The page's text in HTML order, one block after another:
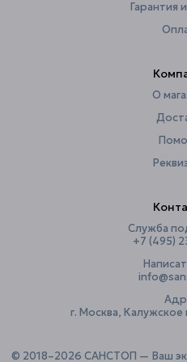
Гарантия
О
Служба
+7 (495)
г. Москва,
© 2018–2026 САНСТОП — Ваш